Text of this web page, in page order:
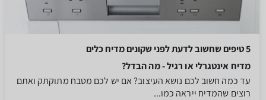
5 טיפים שחשוב לדעת לפני שקונים מדיח כלים
מדיח אינטגרלי או רגיל - מה הבדל?
עד כמה חשוב לכם נושא העיצוב? אם יש לכם מטבח מתוקתק ואתם
רוצים שהמדיח ייראה כמו...